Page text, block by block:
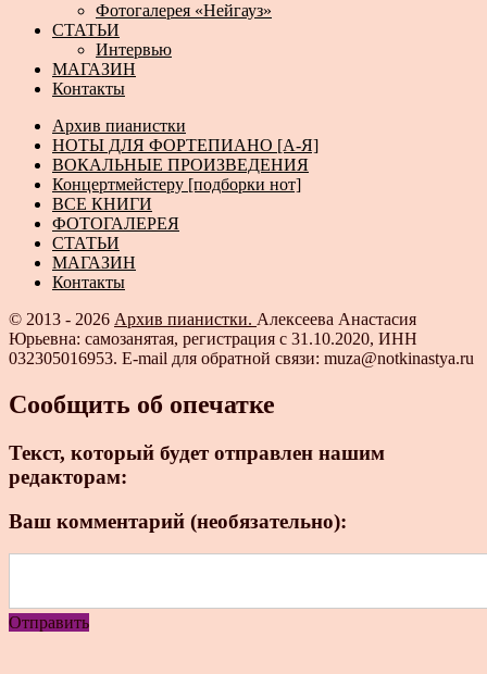
Фотогалерея «Нейгауз»
СТАТЬИ
Интервью
МАГАЗИН
Контакты
Архив пианистки
НОТЫ ДЛЯ ФОРТЕПИАНО [А-Я]
ВОКАЛЬНЫЕ ПРОИЗВЕДЕНИЯ
Концертмейстеру [подборки нот]
ВСЕ КНИГИ
ФОТОГАЛЕРЕЯ
СТАТЬИ
МАГАЗИН
Контакты
© 2013 - 2026 Архив пианистки. Алексеева Анастасия
Юрьевна: самозанятая, регистрация с 31.10.2020, ИНН
032305016953. E-mail для обратной связи: muza@notkinastya.ru
Сообщить об опечатке
Текст, который будет отправлен нашим
редакторам:
Ваш комментарий (необязательно):
Отправить